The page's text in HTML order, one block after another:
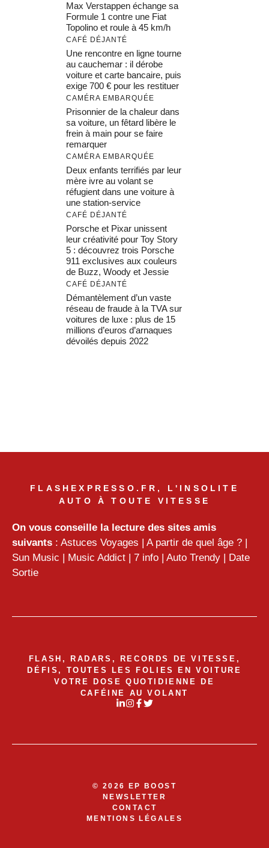
Max Verstappen échange sa
Formule 1 contre une Fiat
Topolino et roule à 45 km/h
CAFÉ DÉJANTÉ
Une rencontre en ligne tourne
au cauchemar : il dérobe
voiture et carte bancaire, puis
exige 700 € pour les restituer
CAMÉRA EMBARQUÉE
Prisonnier de la chaleur dans
sa voiture, un fêtard libère le
frein à main pour se faire
remarquer
CAMÉRA EMBARQUÉE
Deux enfants terrifiés par leur
mère ivre au volant se
réfugient dans une voiture à
une station-service
CAFÉ DÉJANTÉ
Porsche et Pixar unissent
leur créativité pour Toy Story
5 : découvrez trois Porsche
911 exclusives aux couleurs
de Buzz, Woody et Jessie
CAFÉ DÉJANTÉ
Démantèlement d’un vaste
réseau de fraude à la TVA sur
voitures de luxe : plus de 15
millions d’euros d’arnaques
dévoilés depuis 2022
FLASHEXPRESSO.FR, L'INSOLITE
AUTO À TOUTE VITESSE
On vous conseille la lecture des sites amis
suivants : Astuces Voyages | A partir de quel âge ? |
Sun Music | Music Addict | 7 info | Auto Trendy | Date
Sortie
FLASH, RADARS, RECORDS DE VITESSE,
DÉFIS, TOUTES LES FOLIES EN VOITURE
VOTRE DOSE QUOTIDIENNE DE
CAFÉINE AU VOLANT
© 2026 EP BOOST
NEWSLETTER
CONTACT
MENTIONS LÉGALES